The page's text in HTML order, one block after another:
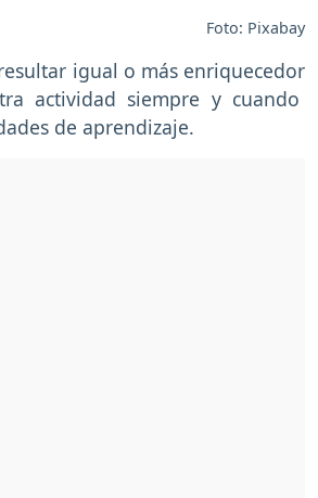
Foto: Pixabay
igual o más enriquecedor
actividad siempre y cuando
de aprendizaje.